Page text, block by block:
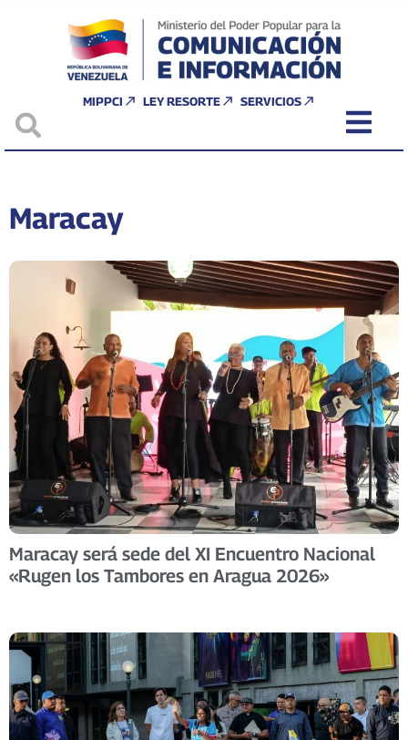
MIPPCI LEY RESORTE SERVICIOS
Maracay
Maracay será sede del XI Encuentro Nacional
«Rugen los Tambores en Aragua 2026»